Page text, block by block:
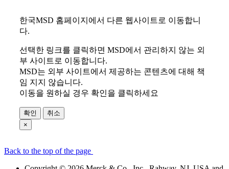
한국MSD 홈페이지에서 다른 웹사이트로 이동합니
다.
선택한 링크를 클릭하면 MSD에서 관리하지 않는 외
부 사이트로 이동합니다.
MSD는 외부 사이트에서 제공하는 콘텐츠에 대해 책
임 지지 않습니다.
이동을 원하실 경우 확인을 클릭하세요
확인
취소
×
Back to the top of the page